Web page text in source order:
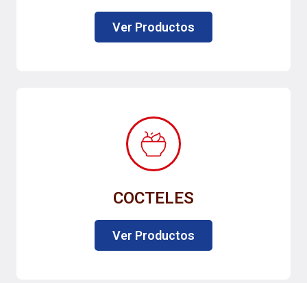
Ver Productos
COCTELES
Ver Productos